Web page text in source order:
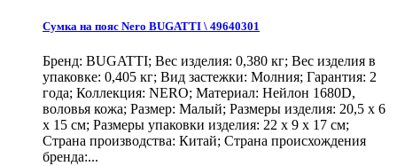
Сумка на пояс Nero BUGATTI \ 49640301
Бренд: BUGATTI; Вес изделия: 0,380 кг; Вес изделия в
упаковке: 0,405 кг; Вид застежки: Молния; Гарантия: 2
года; Коллекция: NERO; Материал: Нейлон 1680D,
воловья кожа; Размер: Малый; Размеры изделия: 20,5 х 6
х 15 см; Размеры упаковки изделия: 22 х 9 х 17 см;
Страна производства: Китай; Страна происхождения
бренда:...